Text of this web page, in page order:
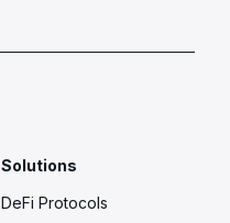
Solutions
DeFi Protocols